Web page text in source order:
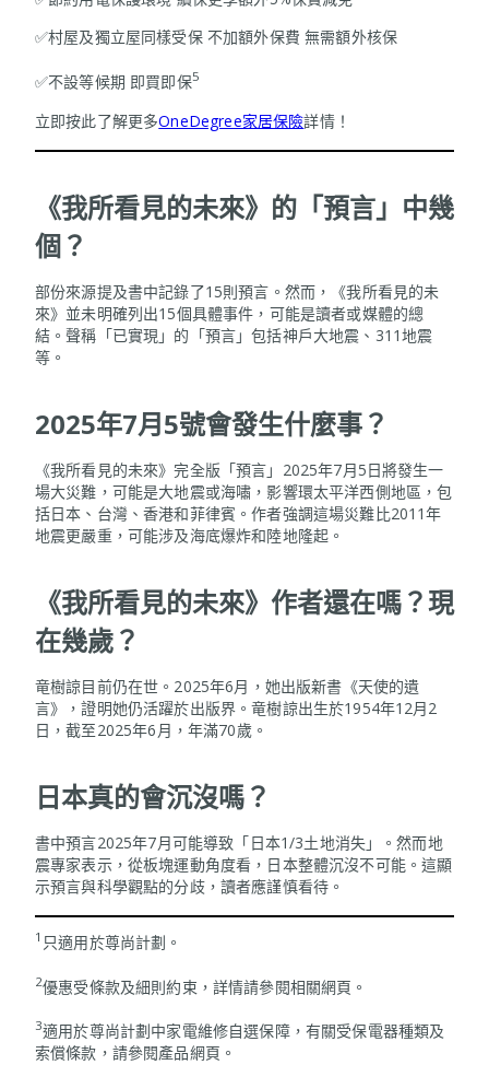
✅村屋及獨立屋同樣受保 不加額外保費 無需額外核保
✅不設等候期 即買即保5
立即按此了解更多OneDegree家居保險詳情！
《我所看見的未來》的「預言」中幾
個？
部份來源提及書中記錄了15則預言。然而，《我所看見的未
來》並未明確列出15個具體事件，可能是讀者或媒體的總
結。聲稱「已實現」的「預言」包括神戶大地震、311地震
等。
2025年7月5號會發生什麼事？
《我所看見的未來》完全版「預言」2025年7月5日將發生一
場大災難，可能是大地震或海嘯，影響環太平洋西側地區，包
括日本、台灣、香港和菲律賓。作者強調這場災難比2011年
地震更嚴重，可能涉及海底爆炸和陸地隆起。
《我所看見的未來》作者還在嗎？現
在幾歲？
竜樹諒目前仍在世。2025年6月，她出版新書《天使的遺
言》，證明她仍活躍於出版界。竜樹諒出生於1954年12月2
日，截至2025年6月，年滿70歲。
日本真的會沉沒嗎？
書中預言2025年7月可能導致「日本1/3土地消失」。然而地
震專家表示，從板塊運動角度看，日本整體沉沒不可能。這顯
示預言與科學觀點的分歧，讀者應謹慎看待。
1 只適用於尊尚計劃。
2優惠受條款及細則約束，詳情請參閱相關網頁。
3適用於尊尚計劃中家電維修自選保障，有關受保電器種類及
索償條款，請參閱產品網頁。